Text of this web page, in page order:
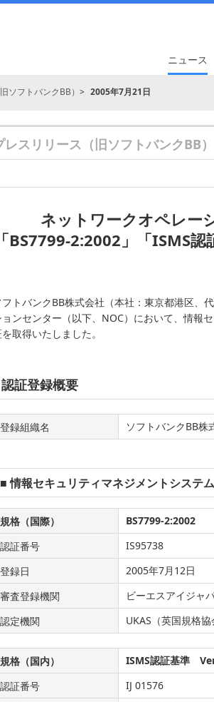
ニュース
ソフトバンクBB） 2005年7月21日
レスリリース（旧ソフトバンクBB
ネットワークオペレー
BS7799-2:2002」「ISMS
トバンクBB株式会社（本社：東京都港区、
ンセンター（以下、NOC）において、情報
取得いたしました。
認証登録概要
登録組織名 ソフトバンクBB株
■ 情報セキュリティマネジメントシステム
規格（国際）
BS7799-2:2002
認証番号
IS95738
登録日
2005年7月12日
審査登録機関
ビーエスアイジャ
認定機関
UKAS（英国規格協
規格（国内）
ISMS認証基準
認証番号
IJ 01576